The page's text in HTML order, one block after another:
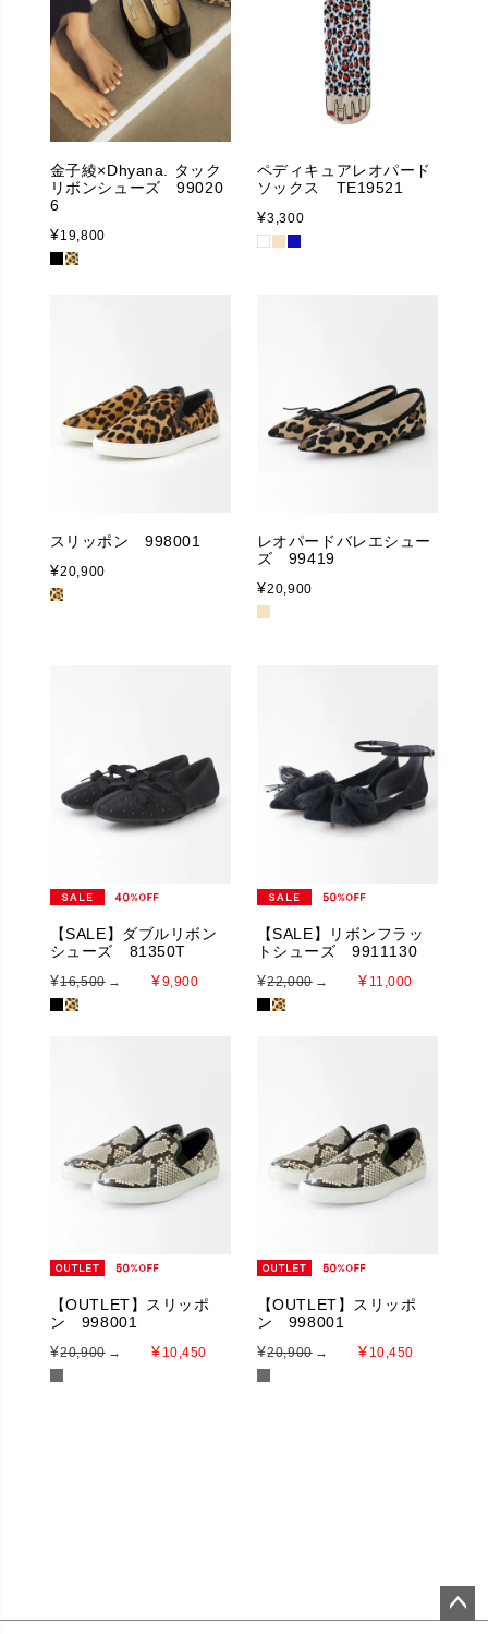
金子綾×Dhyana. タック
リボンシューズ 99020
6
¥19,800
ペディキュアレオパード
ソックス TE19521
¥3,300
スリッポン 998001
¥20,900
レオパードバレエシュー
ズ 99419
¥20,900
【SALE】ダブルリボン
シューズ 81350T
¥16,500 → ¥9,900
【SALE】リボンフラッ
トシューズ 9911130
¥22,000 → ¥ 11,000
【OUTLET】スリッポ
ン 998001
¥20,900 → ¥ 10,450
【OUTLET】スリッポ
ン 998001
¥20,900 → ¥ 10,450